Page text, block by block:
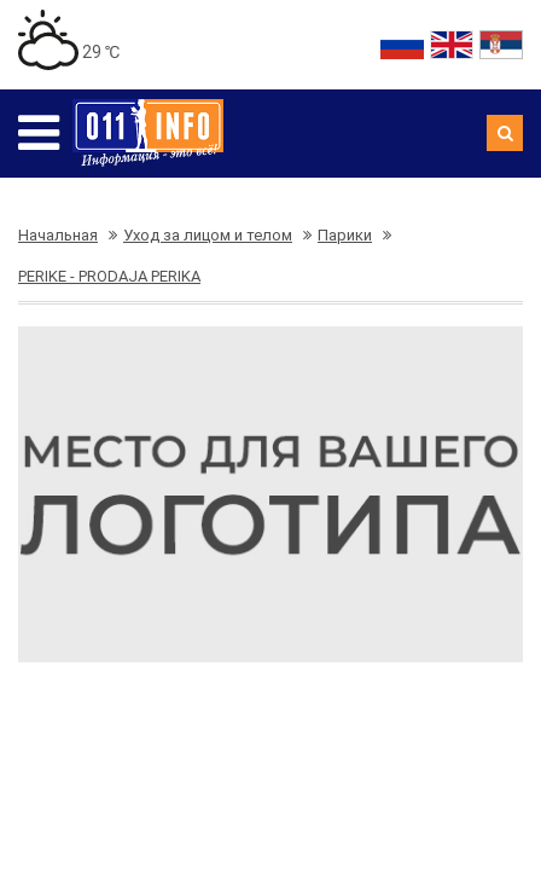
29 ℃
Начальная Уход за лицом и телом Парики
PERIKE - PRODAJA PERIKA